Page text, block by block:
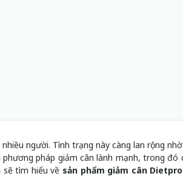
người. Tình trạng này càng lan rộng
phương pháp giảm cân lành mạnh, trong
sẽ tìm hiểu về sản phẩm giảm cân